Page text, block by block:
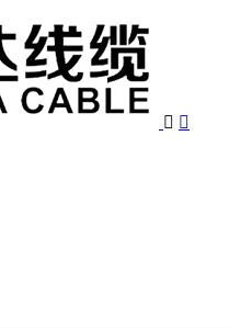
 